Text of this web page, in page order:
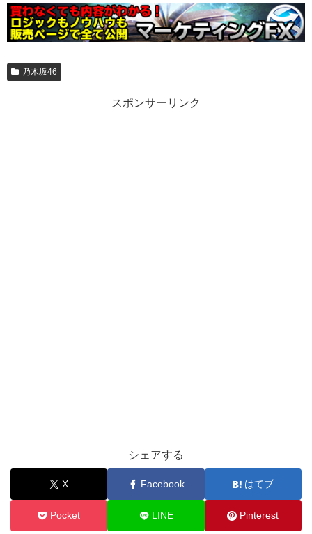
乃木坂46
スポンサーリンク
シェアする
X Facebook はてブ
Pocket LINE Pinterest